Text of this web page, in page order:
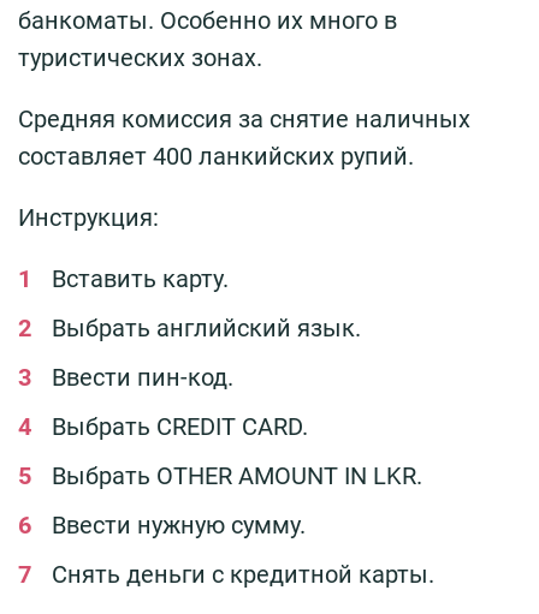
банкоматы. Особенно их много в
туристических зонах.
Средняя комиссия за снятие наличных
составляет 400 ланкийских рупий.
Инструкция:
Вставить карту.
Выбрать английский язык.
Ввести пин-код.
Выбрать CREDIT CARD.
Выбрать OTHER AMOUNT IN LKR.
Ввести нужную сумму.
Снять деньги с кредитной карты.